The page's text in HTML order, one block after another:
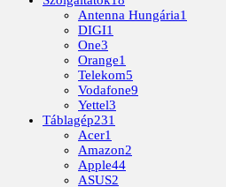
Antenna Hungária1
DIGI1
One3
Orange1
Telekom5
Vodafone9
Yettel3
Táblagép231
Acer1
Amazon2
Apple44
ASUS2